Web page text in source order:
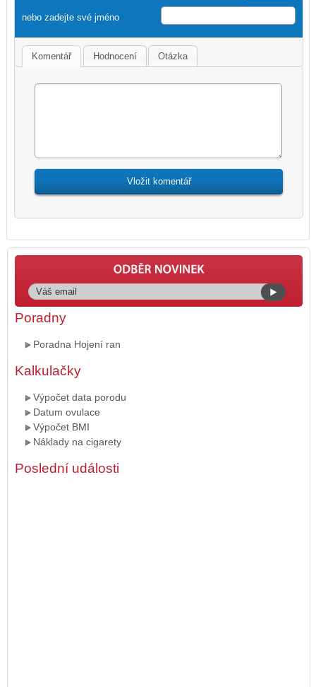
nebo zadejte své jméno
Komentář Hodnocení Otázka
Poradny
Poradna Hojení ran
Kalkulačky
Výpočet data porodu
Datum ovulace
Výpočet BMI
Náklady na cigarety
Poslední události